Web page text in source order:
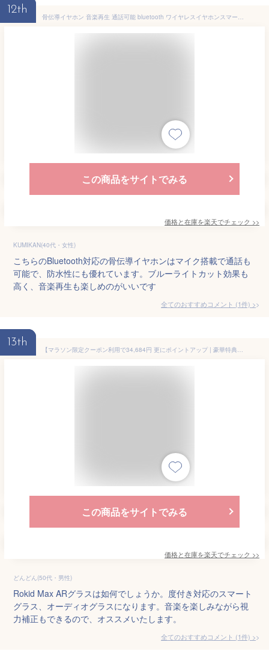
12th
骨伝導イヤホン 音楽再生 通話可能 bluetooth ワイヤレスイヤホンスマートグラス メガネ スマートメガネ オーディオグラス サングラス Bluetooth イヤホン ワイヤレス ブルートゥース スピーカー ウーファー搭載 マイク搭載 ブルーライトカット 紫外線カット 防水
この商品をサイトでみる
価格と在庫を楽天でチェック >>
KUMIKAN(40代・女性)
こちらのBluetooth対応の骨伝導イヤホンはマイク搭載で通話も
可能で、防水性にも優れています。ブルーライトカット効果も
高く、音楽再生も楽しめのがいいです
全てのおすすめコメント (1件) >
13th
【マラソン限定クーポン利用で34,684円 更にポイントアップ | 豪華特典付 | 日本正規販売店】 Rokid Max ARグラス XRグラス スマートグラス ヘッドマウントディスプレイ 120Hz 215インチ 度付き SONY製マイクロOLED採用 拡張現実 近視補正 ホームシアター 軽量
この商品をサイトでみる
価格と在庫を楽天でチェック >>
どんどん(50代・男性)
Rokid Max ARグラスは如何でしょうか。度付き対応のスマート
グラス、オーディオグラスになります。音楽を楽しみながら視
力補正もできるので、オススメいたします。
全てのおすすめコメント (1件) >